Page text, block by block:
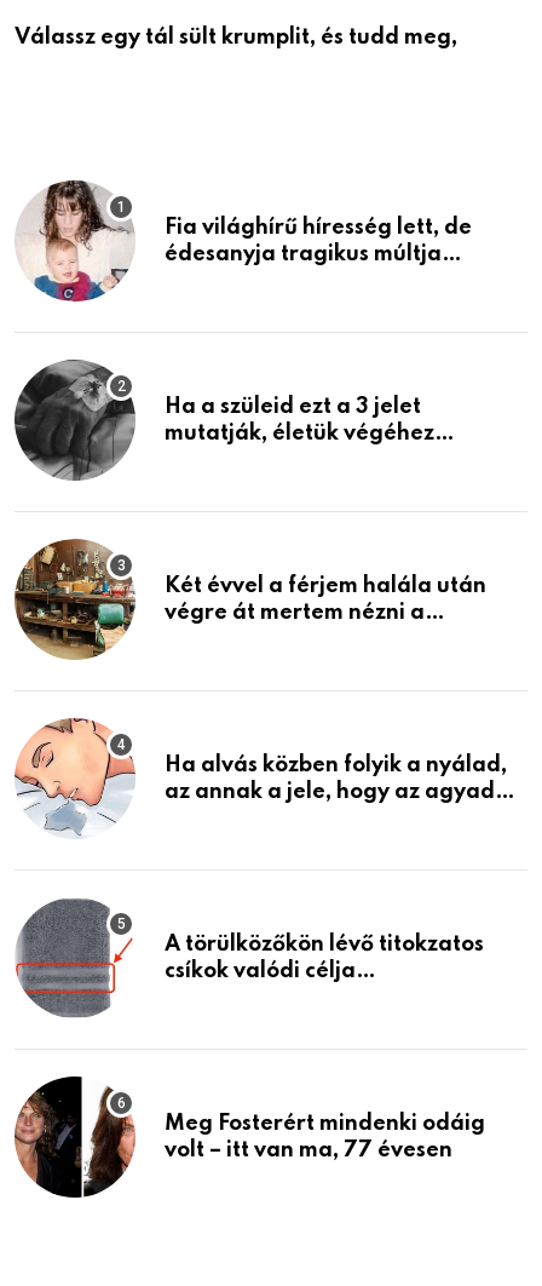
Válassz egy tál sült krumplit, és tudd meg,
Fia világhírű híresség lett, de
édesanyja tragikus múltja
Ha a szüleid ezt a 3 jelet
mutatják, életük végéhez
Két évvel a férjem halála után
végre át mertem nézni a
életemet
Ha alvás közben folyik a nyálad,
az annak a jele, hogy az agyad…
A törülközőkön lévő titokzatos
csíkok valódi célja…
Meg Fosterért mindenki odáig
volt – itt van ma, 77 évesen